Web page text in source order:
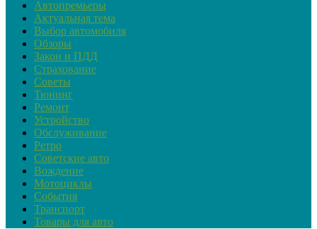
Автопремьеры
Актуальная тема
Выбор автомобиля
Обзоры
Закон и ПДД
Страхование
Советы
Тюнинг
Ремонт
Устройство
Обслуживание
Ретро
Советские авто
Вождение
Мотоциклы
События
Транспорт
Товары для авто